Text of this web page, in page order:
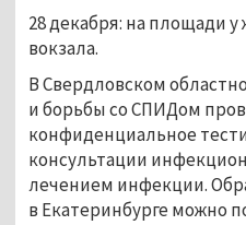
28 декабря: на площади
вокзала.
В Свердловском
и борьбы со СПИДом
конфиденциальное
консультации
лечением инфекции.
в Екатеринбурге можно